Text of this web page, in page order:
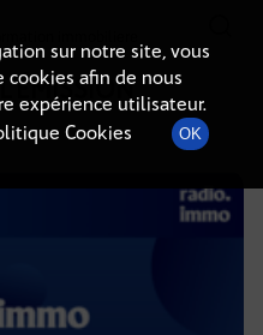
sur notre site, vous
cookies afin de nous
expérience utilisateur.
Cookies
OK